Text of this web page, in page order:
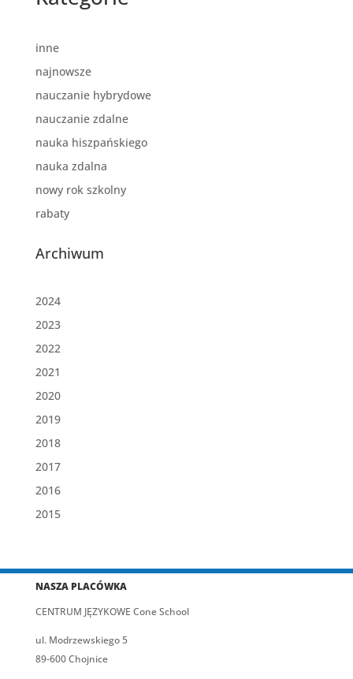
inne
najnowsze
nauczanie hybrydowe
nauczanie zdalne
nauka hiszpańskiego
nauka zdalna
nowy rok szkolny
rabaty
Archiwum
2024
2023
2022
2021
2020
2019
2018
2017
2016
2015
NASZA PLACÓWKA
CENTRUM JĘZYKOWE Cone School
ul. Modrzewskiego 5
89-600 Chojnice